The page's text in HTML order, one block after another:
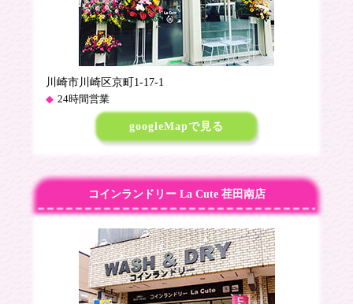
川崎市川崎区京町1-17-1
24時間営業
googleMapで見る
コインランドリー La Cute 荏田南店